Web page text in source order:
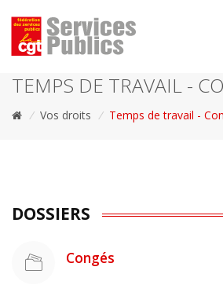
TEMPS DE TRAVAIL -
/ Vos droits / Temps de travail -
DOSSIERS
Congés